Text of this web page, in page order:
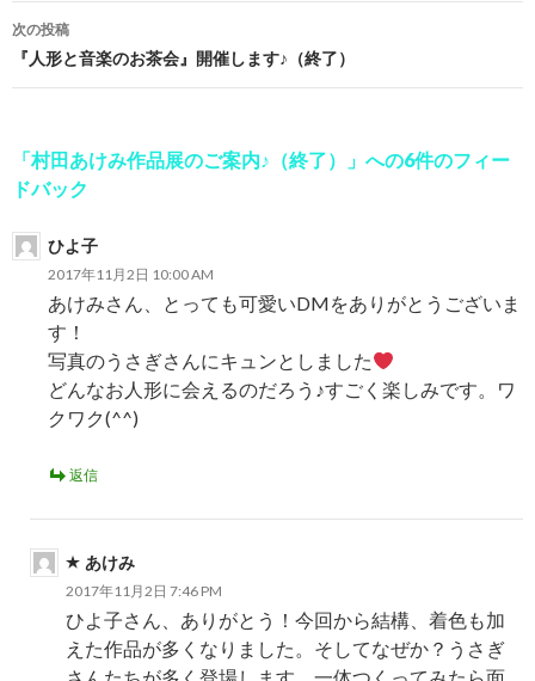
稿
ナ
ゲ
ー
シ
ョ
次の投稿
『人形と音楽のお茶会』開催します♪（終了）
「村田あけみ作品展のご案内♪（終了）」への6件のフィー
ドバック
ひよ子
2017年11月2日 10:00 AM
あけみさん、とっても可愛いDMをありがとうございま
す！
写真のうさぎさんにキュンとしました
どんなお人形に会えるのだろう♪すごく楽しみです。ワ
クワク(^^)
返信
あけみ
2017年11月2日 7:46 PM
ひよ子さん、ありがとう！今回から結構、着色も加
えた作品が多くなりました。そしてなぜか？うさぎ